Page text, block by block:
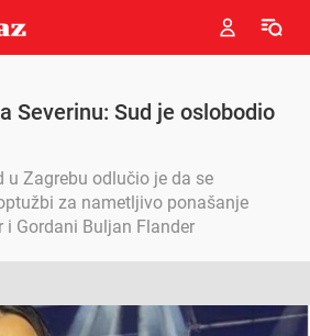
Severinu: Sud je oslobodio
u Zagrebu odlučio je da se
za nametljivo ponašanje
Gordani Buljan Flander